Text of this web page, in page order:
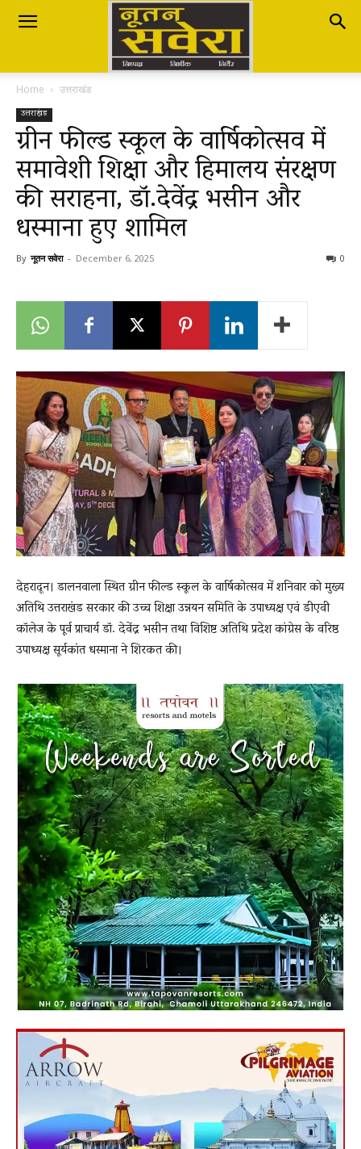
Nutan
Savera
नूतन
सवेरा
Breaking
News
LIVE
Home उत्तराखंड
उत्तराखंड
ग्रीन फील्ड स्कूल के वार्षिकोत्सव में
समावेशी शिक्षा और हिमालय संरक्षण
की सराहना, डॉ.देवेंद्र भसीन और
धस्माना हुए शामिल
By नूतन सवेरा - December 6, 2025 0
देहरादून। डालनवाला स्थित ग्रीन फील्ड स्कूल के वार्षिकोत्सव में शनिवार को मुख्य
अतिथि उत्तराखंड सरकार की उच्च शिक्षा उन्नयन समिति के उपाध्यक्ष एवं डीएवी
कॉलेज के पूर्व प्राचार्य डॉ. देवेंद्र भसीन तथा विशिष्ट अतिथि प्रदेश कांग्रेस के वरिष्ठ
उपाध्यक्ष सूर्यकांत धस्माना ने शिरकत की।